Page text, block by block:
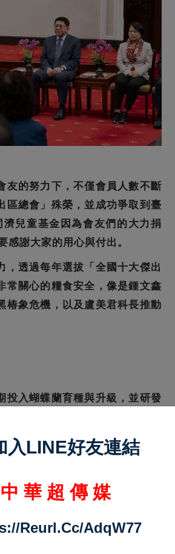
友的努力下，不僅會員人數不斷
區總會」殊榮，並成功爭取到臺
兒童基金因為會友們的大力捐
謝大家的用心與付出。
，透過每年選拔「全國十大傑出
常關心的糧食安全，像是鍾文鑫
椿象危機，以及盧美君科長推動
投入蝴蝶蘭育種與升級，並研發
產品更有競爭力。
碳匯推廣工作；葉信明副所長
化機械長達27年；以及王俊豪
貢獻。並期待所有得獎人持續
臺灣農產品行銷到全世界。
自北部登陸，西南氣流造成中
入LINE好友連結
中 華 超 傳 媒
reurl.cc/adqW77